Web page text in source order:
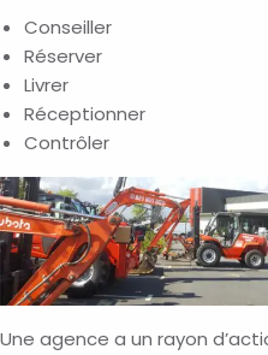
Conseiller
Réserver
Livrer
Réceptionner
Contrôler
Une agence a un rayon